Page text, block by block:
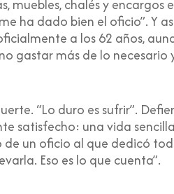
muebles, chalés y encargos
ha dado bien el oficio”. Y
a los 62 años,
gastar más de lo necesario
“Lo duro es sufrir”.
satisfecho: una vida
un oficio al que dedicó
Eso es lo que cuenta”.